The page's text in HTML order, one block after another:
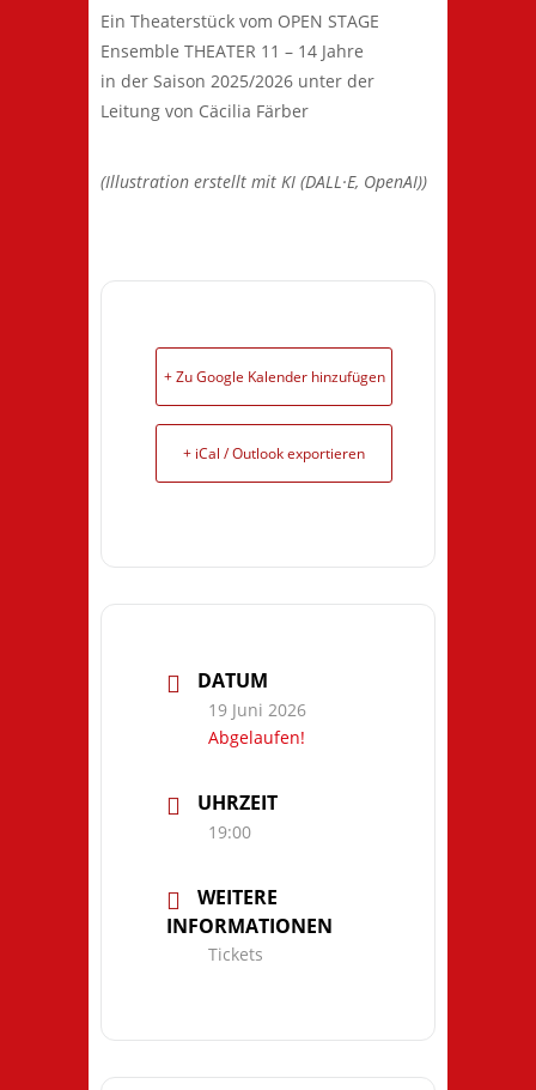
Ein Theaterstück vom OPEN STAGE
Ensemble THEATER 11 – 14 Jahre
in der Saison 2025/2026 unter der
Leitung von Cäcilia Färber
(Illustration erstellt mit KI (DALL·E, OpenAI))
+ Zu Google Kalender hinzufügen
+ iCal / Outlook exportieren
DATUM
19 Juni 2026
Abgelaufen!
UHRZEIT
19:00
WEITERE
INFORMATIONEN
Tickets